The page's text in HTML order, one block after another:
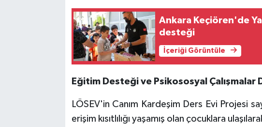
Ankara Keçiören'de
desteği
İçeriği Görüntüle
Eğitim Desteği ve Psikososyal Çalışmalar
LÖSEV'in Canım Kardeşim Ders Evi Projesi
erişim kısıtlılığı yaşamış olan çocuklara